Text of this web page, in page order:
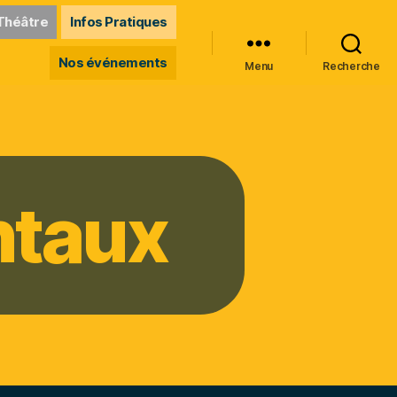
Infos Pratiques
Nos événements Menu Recherche